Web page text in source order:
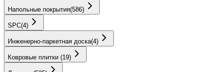
Напольные покрытия(586)
SPС(4)
Инженерно-паркетная доска(4)
Ковровые плитки (19)